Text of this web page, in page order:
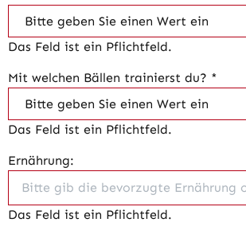
Das Feld ist ein Pflichtfeld.
Mit welchen Bällen trainierst du? *
Das Feld ist ein Pflichtfeld.
Ernährung:
Das Feld ist ein Pflichtfeld.